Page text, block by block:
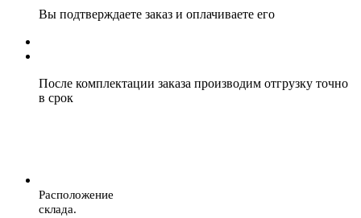
Вы подтверждаете заказ и оплачиваете его
После комплектации заказа производим отгрузку точно
в срок
Расположение
склада.